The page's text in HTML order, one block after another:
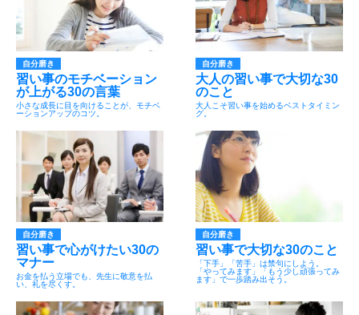
自分磨き
習い事のモチベーション
が上がる30の言葉
小さな成長に目を向けることが、モチベ
ーションアップのコツ。
自分磨き
大人の習い事で大切な30
のこと
大人こそ習い事を始めるベストタイミン
グ。
自分磨き
習い事で心がけたい30の
マナー
お金を払う立場でも、先生に敬意を払
い、礼を尽くす。
自分磨き
習い事で大切な30のこと
「下手」「苦手」は禁句にしよう。
「やってみます」「もう少し頑張ってみ
ます」で一歩踏み出そう。